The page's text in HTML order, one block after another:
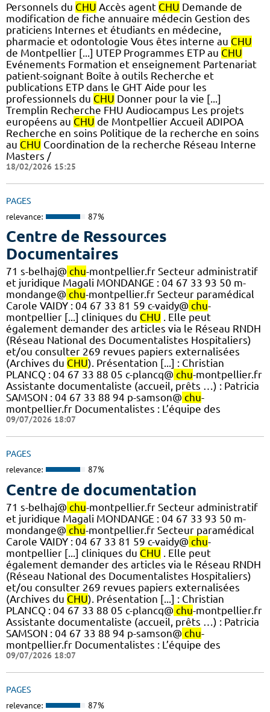
Personnels du CHU Accès agent CHU Demande de
modification de fiche annuaire médecin Gestion des
praticiens Internes et étudiants en médecine,
pharmacie et odontologie Vous êtes interne au CHU
de Montpellier [...] UTEP Programmes ETP au CHU
Evénements Formation et enseignement Partenariat
patient-soignant Boîte à outils Recherche et
publications ETP dans le GHT Aide pour les
professionnels du CHU Donner pour la vie [...]
Tremplin Recherche FHU Audiocampus Les projets
européens au CHU de Montpellier Accueil ADIPOA
Recherche en soins Politique de la recherche en soins
au CHU Coordination de la recherche Réseau Interne
Masters /
18/02/2026 15:25
PAGES
relevance: 87%
Centre de Ressources
Documentaires
71 s-belhaj@ chu-montpellier.fr Secteur administratif
et juridique Magali MONDANGE : 04 67 33 93 50 m-
mondange@ chu-montpellier.fr Secteur paramédical
Carole VAIDY : 04 67 33 81 59 c-vaidy@ chu-
montpellier [...] cliniques du CHU . Elle peut
également demander des articles via le Réseau RNDH
(Réseau National des Documentalistes Hospitaliers)
et/ou consulter 269 revues papiers externalisées
(Archives du CHU). Présentation [...] : Christian
PLANCQ : 04 67 33 88 05 c-plancq@ chu-montpellier.fr
Assistante documentaliste (accueil, prêts …) : Patricia
SAMSON : 04 67 33 88 94 p-samson@ chu-
montpellier.fr Documentalistes : L’équipe des
09/07/2026 18:07
PAGES
relevance: 87%
Centre de documentation
71 s-belhaj@ chu-montpellier.fr Secteur administratif
et juridique Magali MONDANGE : 04 67 33 93 50 m-
mondange@ chu-montpellier.fr Secteur paramédical
Carole VAIDY : 04 67 33 81 59 c-vaidy@ chu-
montpellier [...] cliniques du CHU . Elle peut
également demander des articles via le Réseau RNDH
(Réseau National des Documentalistes Hospitaliers)
et/ou consulter 269 revues papiers externalisées
(Archives du CHU). Présentation [...] : Christian
PLANCQ : 04 67 33 88 05 c-plancq@ chu-montpellier.fr
Assistante documentaliste (accueil, prêts …) : Patricia
SAMSON : 04 67 33 88 94 p-samson@ chu-
montpellier.fr Documentalistes : L’équipe des
09/07/2026 18:07
PAGES
relevance: 87%